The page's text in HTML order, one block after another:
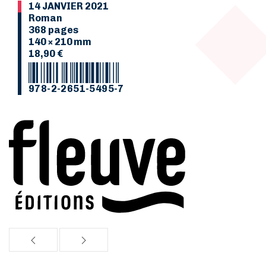
14 JANVIER 2021
Roman
368 pages
140 × 210 mm
18,90 €
978-2-2651-5495-7